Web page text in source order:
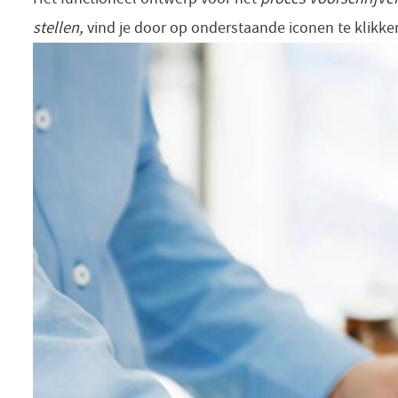
stellen, vind je door op onderstaande iconen te